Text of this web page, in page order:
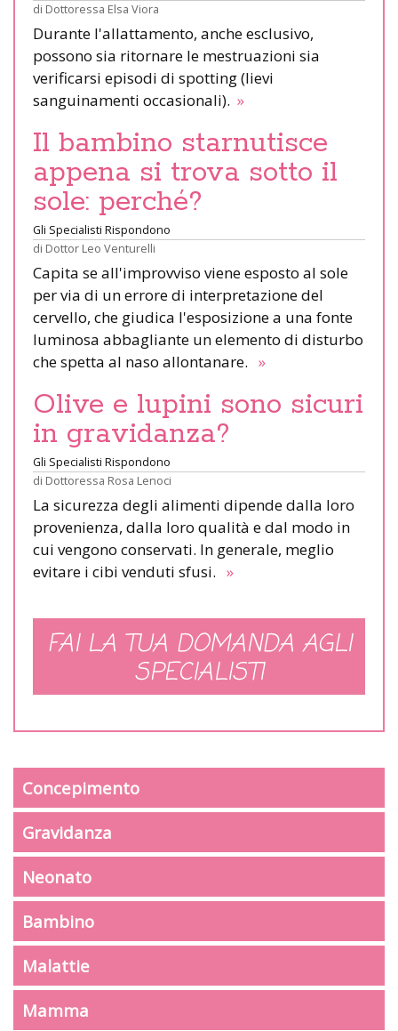
di Dottoressa Elsa Viora
Durante l'allattamento, anche esclusivo,
possono sia ritornare le mestruazioni sia
verificarsi episodi di spotting (lievi
sanguinamenti occasionali). »
Il bambino starnutisce
appena si trova sotto il
sole: perché?
Gli Specialisti Rispondono
di Dottor Leo Venturelli
Capita se all'improvviso viene esposto al sole
per via di un errore di interpretazione del
cervello, che giudica l'esposizione a una fonte
luminosa abbagliante un elemento di disturbo
che spetta al naso allontanare. »
Olive e lupini sono sicuri
in gravidanza?
Gli Specialisti Rispondono
di Dottoressa Rosa Lenoci
La sicurezza degli alimenti dipende dalla loro
provenienza, dalla loro qualità e dal modo in
cui vengono conservati. In generale, meglio
evitare i cibi venduti sfusi. »
FAI LA TUA DOMANDA AGLI
SPECIALISTI
Concepimento
Gravidanza
Neonato
Bambino
Malattie
Mamma